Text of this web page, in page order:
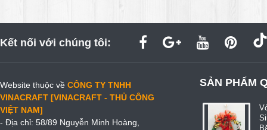
Kết nối với chúng tôi:
Website thuộc về CÔNG TY TNHH
VINACRAFT [VINACRAFT - THỦ CÔNG
VIỆT NAM]
- Địa chỉ: 58/89 Nguyễn Minh Hoàng,
SẢN PHẨM